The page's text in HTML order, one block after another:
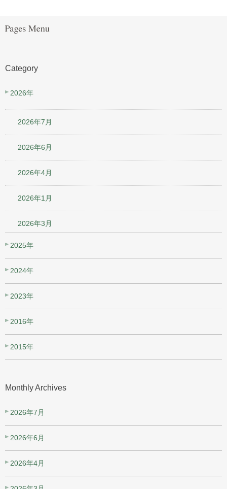
Category
2026年
2026年7月
2026年6月
2026年4月
2026年1月
2026年3月
2025年
2024年
2023年
2016年
2015年
Monthly Archives
2026年7月
2026年6月
2026年4月